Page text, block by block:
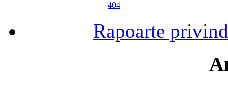
404
Rapoarte